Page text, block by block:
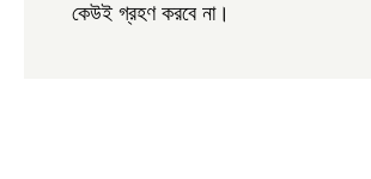
কেউই গ্রহণ করবে না।